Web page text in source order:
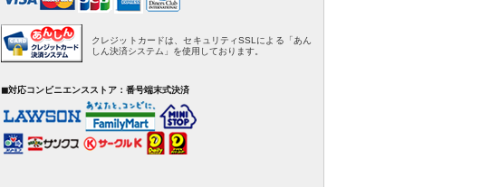
クレジットカードは、セキュリティSSLによる「あん
しん決済システム」を使用しております。
◼対応コンビニエンスストア：番号端末式決済